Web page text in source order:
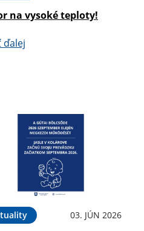
na vysoké teploty!
ďalej
03. JÚN 2026